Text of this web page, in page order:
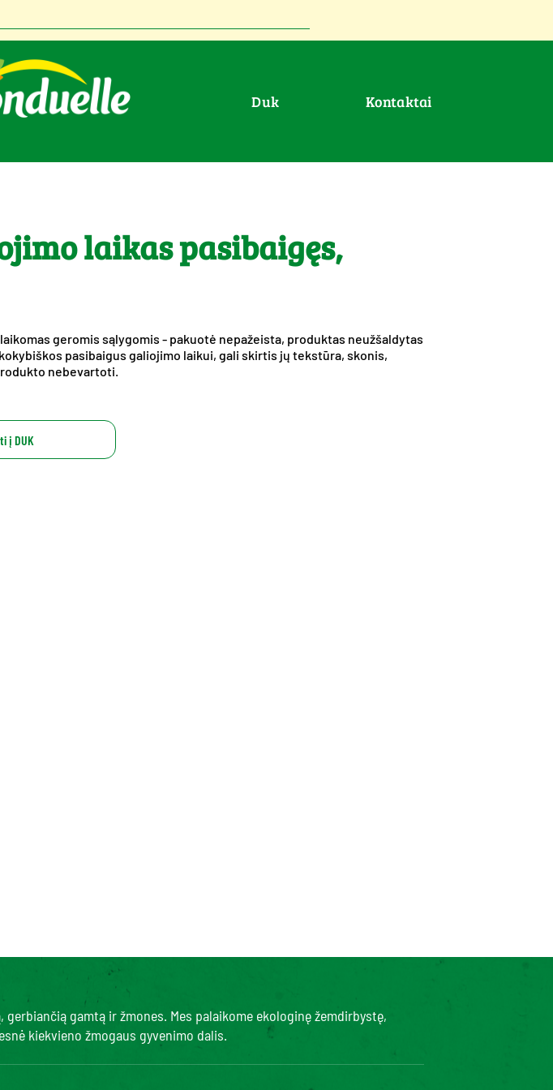
duk Kontaktai
laikas pasibaigęs,
geromis sąlygomis - pakuotė nepažeista, produktas neužšaldytas
pasibaigus galiojimo laikui, gali skirtis jų tekstūra, skonis,
nebevartoti.
į DUK
gamtą ir žmones. Mes palaikome ekologinę žemdirbystę,
kiekvieno žmogaus gyvenimo dalis.